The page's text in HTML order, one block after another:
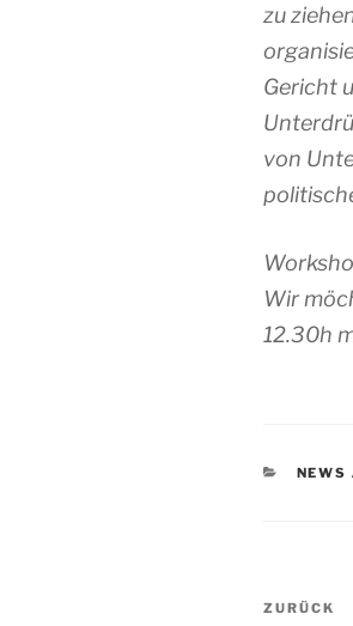
zu
Gericht
von
Wir
12.30h
NEWS
Vorheriger
ZURÜCK